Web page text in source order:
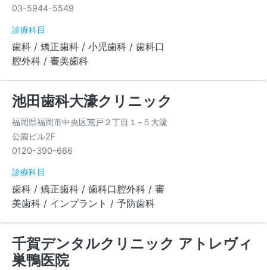
03-5944-5549
診療科目
歯科 / 矯正歯科 / 小児歯科 / 歯科口
腔外科 / 審美歯科
池田歯科大濠クリニック
福岡県福岡市中央区荒戸２丁目１−５大濠
公園ビル2F
0120-390-666
診療科目
歯科 / 矯正歯科 / 歯科口腔外科 / 審
美歯科 / インプラント / 予防歯科
千賀デンタルクリニック アトレヴィ
巣鴨医院